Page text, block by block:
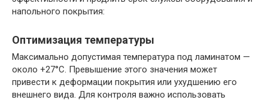
напольного покрытия:
Оптимизация температуры
Максимально допустимая температура под ламинатом —
около +27°C. Превышение этого значения может
привести к деформации покрытия или ухудшению его
внешнего вида. Для контроля важно использовать